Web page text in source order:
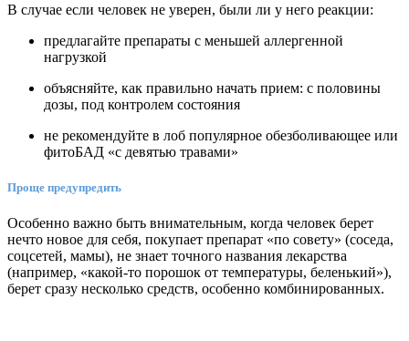
В случае если человек не уверен, были ли у него реакции:
предлагайте препараты с меньшей аллергенной
нагрузкой
объясняйте, как правильно начать прием: с половины
дозы, под контролем состояния
не рекомендуйте в лоб популярное обезболивающее или
фитоБАД «с девятью травами»
Проще предупредить
Особенно важно быть внимательным, когда человек берет
нечто новое для себя, покупает препарат «по совету» (соседа,
соц­сетей, мамы), не знает точного названия лекарства
(например, «какой-то порошок от температуры, беленький»),
берет сразу несколько средств, особенно комбинированных.